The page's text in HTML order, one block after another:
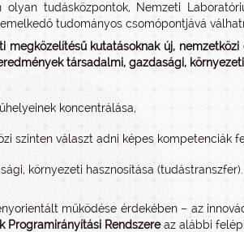
olyan tudásközpontok, Nemzeti
tudományos csomópontjává
kutatásoknak új,
társadalmi, gazdasági,
koncentrálása,
szinten választ adni képes kompetenciák
környezeti hasznosítása (tudástranszfer).
működése érdekében – az
Programirányítási Rendszereaz alábbi